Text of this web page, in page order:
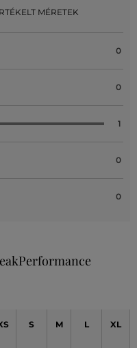
MÉRETEK
0
0
1
0
0
S M L XL